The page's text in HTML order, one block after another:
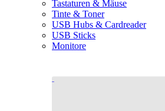
Tastaturen & Mäuse
Tinte & Toner
USB Hubs & Cardreader
USB Sticks
Monitore